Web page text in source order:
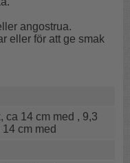
angostrua.
eller för att ge smak
rätt mängd.
ca 14 cm med , 9,3
cm med